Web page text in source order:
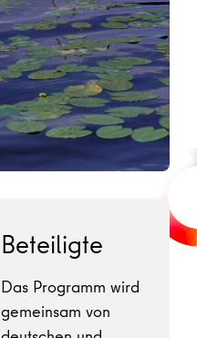
Beteiligte
Das Programm wird
gemeinsam von